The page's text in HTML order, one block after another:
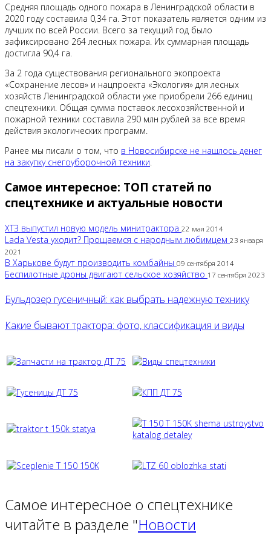
Средняя площадь одного пожара в Ленинградской области в
2020 году составила 0,34 га. Этот показатель является одним из
лучших по всей России. Всего за текущий год было
зафиксировано 264 лесных пожара. Их суммарная площадь
достигла 90,4 га.
За 2 года существования регионального экопроекта
«Сохранение лесов» и нацпроекта «Экология» для лесных
хозяйств Ленинградской области уже приобрели 266 единиц
спецтехники. Общая сумма поставок лесохозяйственной и
пожарной техники составила 290 млн рублей за все время
действия экологических программ.
Ранее мы писали о том, что в Новосибирске не нашлось денег
на закупку снегоуборочной техники.
Самое интересное: ТОП статей по
спецтехнике и актуальные новости
ХТЗ выпустил новую модель минитрактора 22 мая 2014
Lada Vesta уходит? Прощаемся с народным любимцем 23 января
2021
В Харькове будут производить комбайны 09 сентября 2014
Беспилотные дроны двигают сельское хозяйство 17 сентября 2023
Бульдозер гусеничный: как выбрать надежную технику
Какие бывают трактора: фото, классификация и виды
Самое интересное о спецтехнике
читайте в разделе "Новости